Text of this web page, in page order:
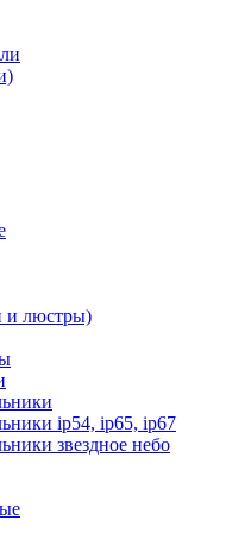
и люстры)
ip54, ip65, ip67
звездное небо